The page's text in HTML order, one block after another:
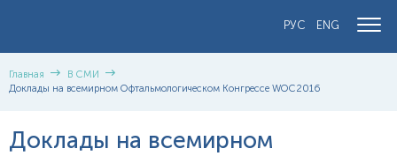
ENG
РУС
Главная
В СМИ
Доклады на всемирном Офтальмологическом Конгрессе WOC2016
Доклады на всемирном